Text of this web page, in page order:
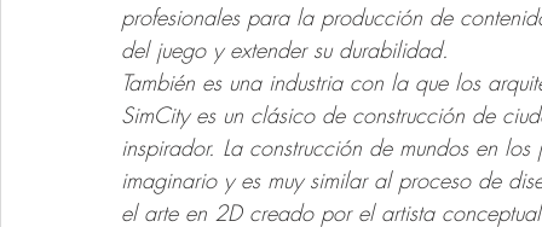
profesionales para la producción de
del juego y extender su durabilidad.
También es una industria con la que los
SimCity es un clásico de construcción de
inspirador. La construcción de mundos en
imaginario y es muy similar al proceso de
el arte en 2D creado por el artista